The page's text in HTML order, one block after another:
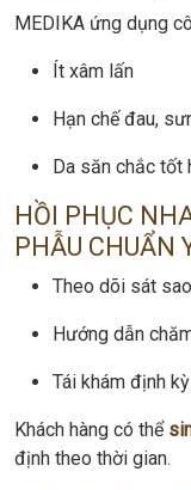
MEDIKA ứng dụng
Ít xâm lấn
Hạn chế đau,
Da săn chắc tốt
HỒI PHỤC
PHẪU CHUẨN
Theo dõi sát
Hướng dẫn
Tái khám định kỳ
Khách hàng có thể
định theo thời gian.